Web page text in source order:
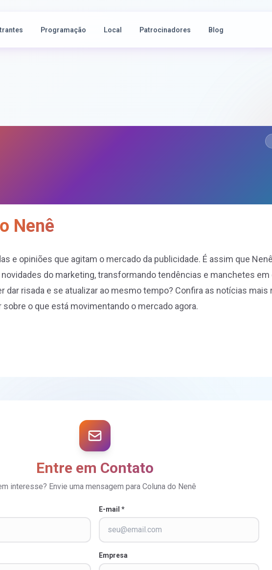
Programação Local Patrocinadores Blog
Nenê
e opiniões que agitam o mercado da publicidade. É assim que Nenê
do marketing, transformando tendências e manchetes
dar risada e se atualizar ao mesmo tempo? Confira as notícias
o que está movimentando o mercado agora.
Entre em Contato
interesse? Envie uma mensagem para Coluna do Nenê
E-mail *
Empresa